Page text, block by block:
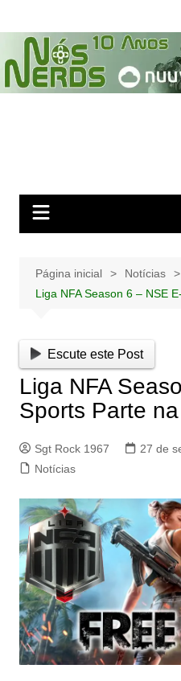
para
conteúdo
Página inicial
Notícias
Liga NFA Season 6 – NSE
Escute este Post
Liga NFA
Sports Parte
Sgt Rock 1967
27 de
Notícias